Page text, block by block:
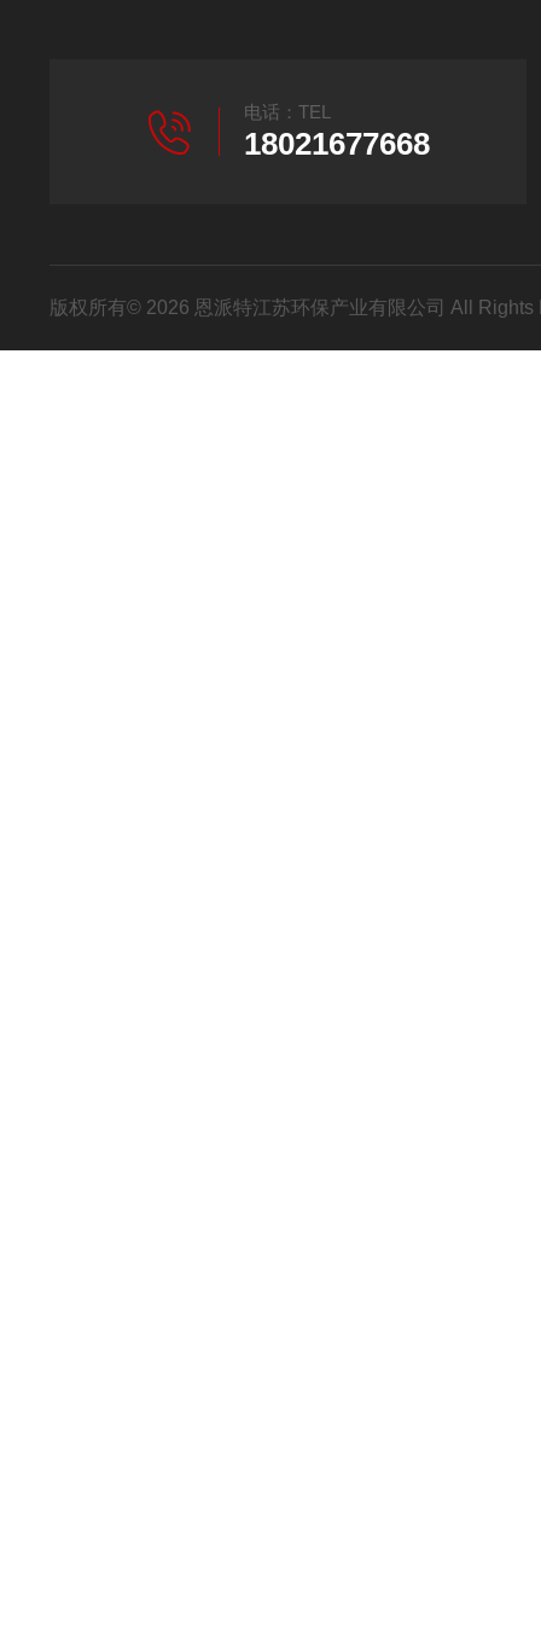
电话：TEL
18021677668
版权所有© 2026 恩派特江苏环保产业有限公司 All